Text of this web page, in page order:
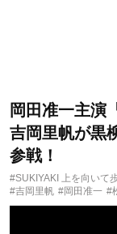
岡田准一主演
吉岡里帆が黒
参戦！
#SUKIYAKI 上を向いて
#吉岡里帆 #岡田准一 #